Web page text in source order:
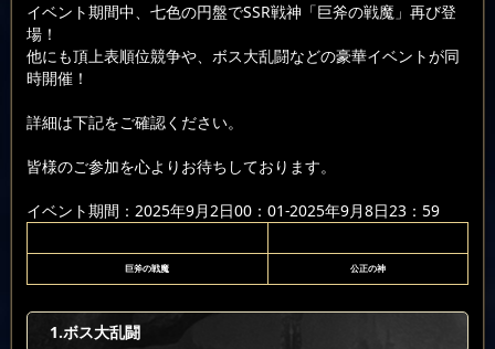
イベント期間中、七色の円盤でSSR戦神「巨斧の戦魔」再び登
場！
他にも頂上表順位競争や、ボス大乱闘などの豪華イベントが同
時開催！
詳細は下記をご確認ください。
皆様のご参加を心よりお待ちしております。
イベント期間：2025年9月2日00：01-2025年9月8日23：59
巨斧の戦魔 公正の神
1.ボス大乱闘